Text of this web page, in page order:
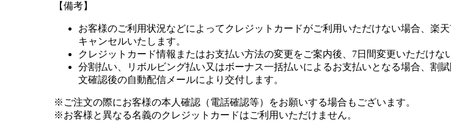
【備考】
お客様のご利用状況などによってクレジットカードがご利用いただけない場合、楽
キャンセルいたします。
クレジットカード情報またはお支払い方法の変更をご案内後、7日間変更いただけな
分割払い、リボルビング払い又はボーナス一括払いによるお支払いとなる場合、割
文確認後の自動配信メールにより交付します。
※ご注文の際にお客様の本人確認（電話確認等）をお願いする場合もございます。
※お客様と異なる名義のクレジットカードはご利用いただけません。